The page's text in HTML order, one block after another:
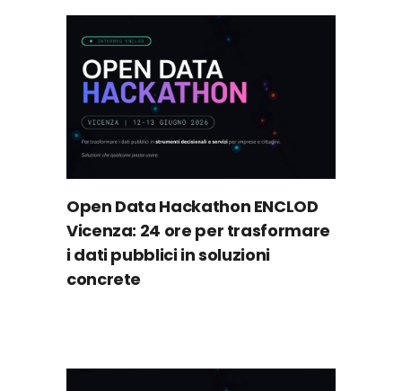
Open Data Hackathon ENCLOD
Vicenza: 24 ore per trasformare
i dati pubblici in soluzioni
concrete